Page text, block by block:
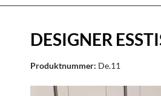
DESIGNER
Produktnummer: De.11